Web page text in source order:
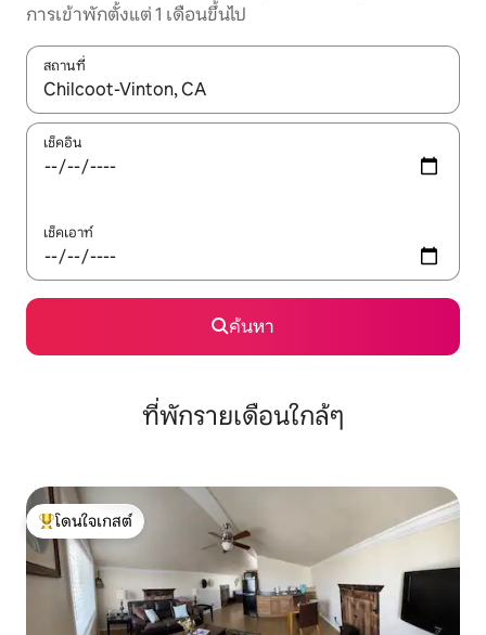
การเข้าพักตั้งแต่ 1 เดือนขึ้นไป
สถานที่
ใช้ลูกศรขึ้นลง หรือใช้การสัมผัสหรือปัด เพื่อสำรวจผลการค้นหา
เช็คอิน
เช็คเอาท์
ค้นหา
ที่พักรายเดือนใกล้ๆ
โดนใจเกสต์ที่สุด
โดนใจเกสต์